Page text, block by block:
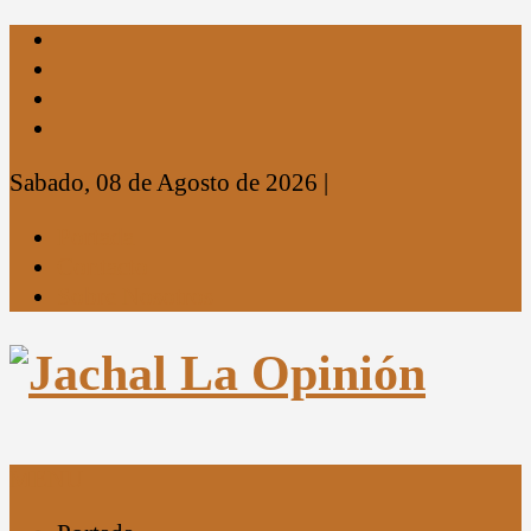
Sabado, 08 de Agosto de 2026 |